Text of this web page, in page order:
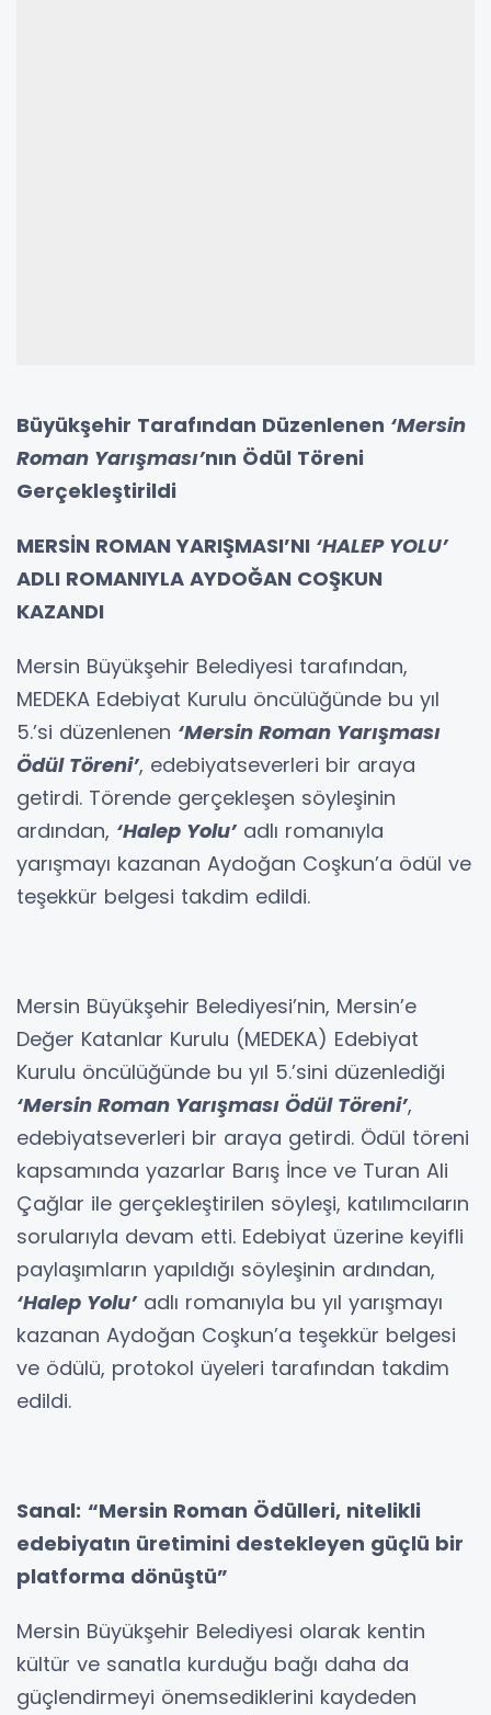
Büyükşehir Tarafından Düzenlenen ‘Mersin
Roman Yarışması’nın Ödül Töreni
Gerçekleştirildi
MERSİN ROMAN YARIŞMASI’NI ‘HALEP YOLU’
ADLI ROMANIYLA AYDOĞAN COŞKUN
KAZANDI
Mersin Büyükşehir Belediyesi tarafından,
MEDEKA Edebiyat Kurulu öncülüğünde bu yıl
5.’si düzenlenen ‘Mersin Roman Yarışması
Ödül Töreni’, edebiyatseverleri bir araya
getirdi. Törende gerçekleşen söyleşinin
ardından, ‘Halep Yolu’adlı romanıyla
yarışmayı kazanan Aydoğan Coşkun’a ödül ve
teşekkür belgesi takdim edildi.
Mersin Büyükşehir Belediyesi’nin, Mersin’e
Değer Katanlar Kurulu (MEDEKA) Edebiyat
Kurulu öncülüğünde bu yıl 5.’sini düzenlediği
‘Mersin Roman Yarışması Ödül Töreni’,
edebiyatseverleri bir araya getirdi. Ödül töreni
kapsamında yazarlar Barış İnce ve Turan Ali
Çağlar ile gerçekleştirilen söyleşi, katılımcıların
sorularıyla devam etti. Edebiyat üzerine keyifli
paylaşımların yapıldığı söyleşinin ardından,
‘Halep Yolu’adlı romanıyla bu yıl yarışmayı
kazanan Aydoğan Coşkun’a teşekkür belgesi
ve ödülü, protokol üyeleri tarafından takdim
edildi.
Sanal: “Mersin Roman Ödülleri, nitelikli
edebiyatın üretimini destekleyen güçlü bir
platforma dönüştü”
Mersin Büyükşehir Belediyesi olarak kentin
kültür ve sanatla kurduğu bağı daha da
güçlendirmeyi önemsediklerini kaydeden